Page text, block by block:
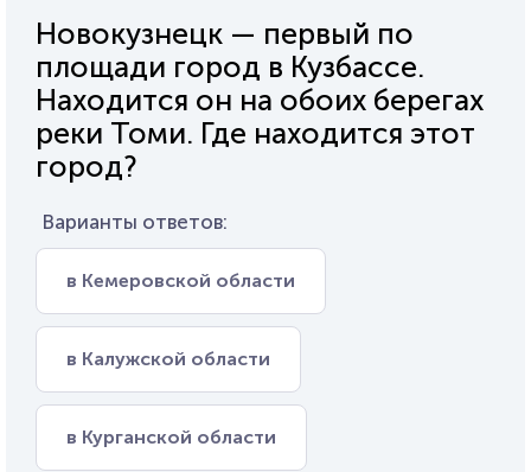
Новокузнецк — первый по
площади город в Кузбассе.
Находится он на обоих берегах
реки Томи. Где находится этот
город?
Варианты ответов:
в Кемеровской области
в Калужской области
в Курганской области